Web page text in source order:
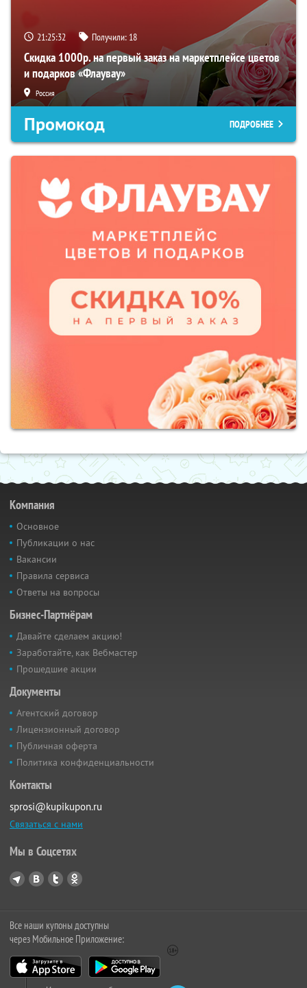
21:25:30 Получили: 18
Скидка 1000р. на первый заказ на маркетплейсе цветов
и подарков «Флаувау»
Россия
Промокод ПОДРОБНЕЕ
Компания
Основное
Публикации о нас
Вакансии
Правила сервиса
Ответы на вопросы
Бизнес-Партнёрам
Давайте сделаем акцию!
Заработайте, как Вебмастер
Прошедшие акции
Документы
Агентский договор
Лицензионный договор
Публичная оферта
Политика конфиденциальности
Контакты
sprosi@kupikupon.ru
Связаться с нами
Мы в Соцсетях
Все наши купоны доступны
через Мобильное Приложение: